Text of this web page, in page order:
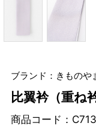
ブランド：きものや
比翼衿（重
商品コード：